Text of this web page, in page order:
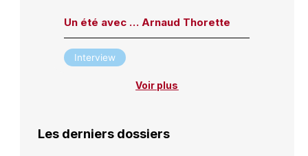
Un été avec … Arnaud Thorette
Interview
Voir plus
Les derniers dossiers